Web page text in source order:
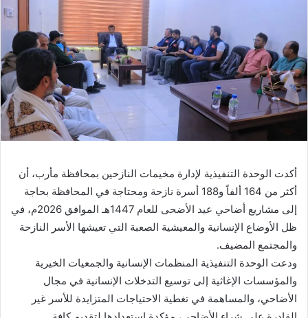
أكدت الوحدة التنفيذية لإدارة مخيمات النازحين بمحافظة مأرب، أن
أكثر من 164 ألفاً و188 أسرة نازحة ومحتاجة في المحافظة بحاجة
إلى مشاريع أضاحي عيد الأضحى للعام 1447هـ الموافق 2026م، في
ظل الأوضاع الإنسانية والمعيشية الصعبة التي تعيشها الأسر النازحة
والمجتمع المضيف.
ودعت الوحدة التنفيذية المنظمات الإنسانية والجمعيات الخيرية
والمؤسسات الإغاثية إلى توسيع التدخلات الإنسانية في مجال
الأضاحي، والمساهمة في تغطية الاحتياجات المتزايدة للأسر غير